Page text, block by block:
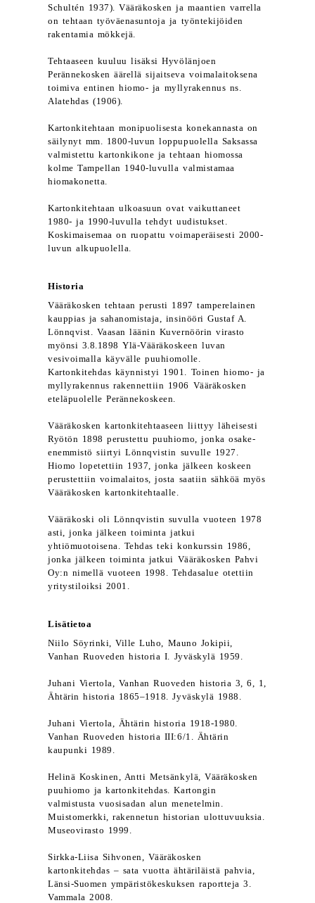
Schultén 1937). Vääräkosken ja maantien varrella
on tehtaan työväenasuntoja ja työntekijöiden
rakentamia mökkejä.
Tehtaaseen kuuluu lisäksi Hyvölänjoen
Perännekosken äärellä sijaitseva voimalaitoksena
toimiva entinen hiomo- ja myllyrakennus ns.
Alatehdas (1906).
Kartonkitehtaan monipuolisesta konekannasta on
säilynyt mm. 1800-luvun loppupuolella Saksassa
valmistettu kartonkikone ja tehtaan hiomossa
kolme Tampellan 1940-luvulla valmistamaa
hiomakonetta.
Kartonkitehtaan ulkoasuun ovat vaikuttaneet
1980- ja 1990-luvulla tehdyt uudistukset.
Koskimaisemaa on ruopattu voimaperäisesti 2000-
luvun alkupuolella.
Historia
Vääräkosken tehtaan perusti 1897 tamperelainen
kauppias ja sahanomistaja, insinööri Gustaf A.
Lönnqvist. Vaasan läänin Kuvernöörin virasto
myönsi 3.8.1898 Ylä-Vääräkoskeen luvan
vesivoimalla käyvälle puuhiomolle.
Kartonkitehdas käynnistyi 1901. Toinen hiomo- ja
myllyrakennus rakennettiin 1906 Vääräkosken
eteläpuolelle Perännekoskeen.
Vääräkosken kartonkitehtaaseen liittyy läheisesti
Ryötön 1898 perustettu puuhiomo, jonka osake-
enemmistö siirtyi Lönnqvistin suvulle 1927.
Hiomo lopetettiin 1937, jonka jälkeen koskeen
perustettiin voimalaitos, josta saatiin sähköä myös
Vääräkosken kartonkitehtaalle.
Vääräkoski oli Lönnqvistin suvulla vuoteen 1978
asti, jonka jälkeen toiminta jatkui
yhtiömuotoisena. Tehdas teki konkurssin 1986,
jonka jälkeen toiminta jatkui Vääräkosken Pahvi
Oy:n nimellä vuoteen 1998. Tehdasalue otettiin
yritystiloiksi 2001.
Lisätietoa
Niilo Söyrinki, Ville Luho, Mauno Jokipii,
Vanhan Ruoveden historia I. Jyväskylä 1959.
Juhani Viertola, Vanhan Ruoveden historia 3, 6, 1,
Ähtärin historia 1865–1918. Jyväskylä 1988.
Juhani Viertola, Ähtärin historia 1918-1980.
Vanhan Ruoveden historia III:6/1. Ähtärin
kaupunki 1989.
Helinä Koskinen, Antti Metsänkylä, Vääräkosken
puuhiomo ja kartonkitehdas. Kartongin
valmistusta vuosisadan alun menetelmin.
Muistomerkki, rakennetun historian ulottuvuuksia.
Museovirasto 1999.
Sirkka-Liisa Sihvonen, Vääräkosken
kartonkitehdas – sata vuotta ähtäriläistä pahvia,
Länsi-Suomen ympäristökeskuksen raportteja 3.
Vammala 2008.